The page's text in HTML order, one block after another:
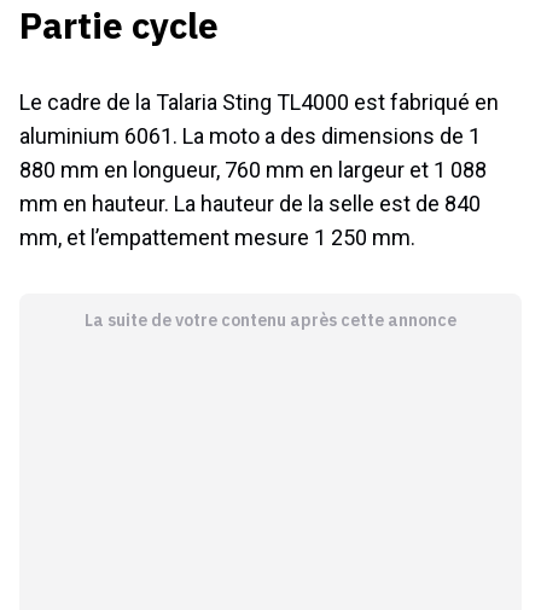
Partie cycle
Le cadre de la Talaria Sting TL4000 est fabriqué en
aluminium 6061. La moto a des dimensions de 1
880 mm en longueur, 760 mm en largeur et 1 088
mm en hauteur. La hauteur de la selle est de 840
mm, et l’empattement mesure 1 250 mm.
La suite de votre contenu après cette annonce